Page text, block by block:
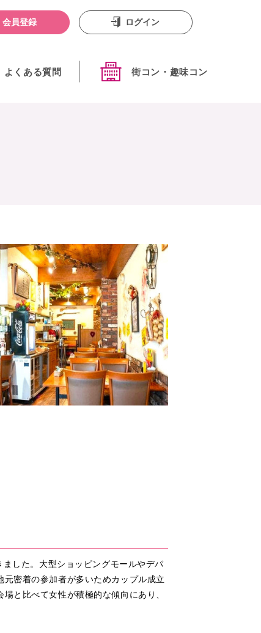
よくある質問 街コン・趣味コン
会員登録 ログイン
した。大型ショッピングモールやデパ
密着の参加者が多いためカップル成立
と比べて女性が積極的な傾向にあり、